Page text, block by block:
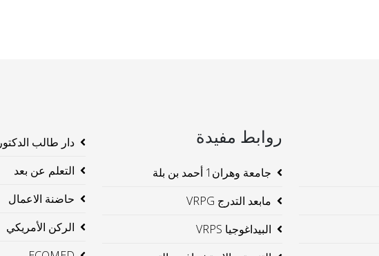
روابط مفيدة
جامعة وهران1 أحمد بن بلة
مابعد التدرج VRPG
البيداغوجيا VRPS
دار طالب
التعلم عن بعد
حاضنة الاعمال
الركن الأمريكي